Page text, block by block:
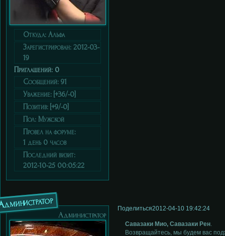
Откуда: Альфа
Зарегистрирован: 2012-03-
19
Приглашений: 0
Сообщений: 91
Уважение: [+36/-0]
Позитив: [+9/-0]
Пол: Мужской
Провел на форуме:
1 день 0 часов
Последний визит:
2012-10-25 00:05:22
Поделиться2012-04-10 19:42:24
Администратор
Савазаки Мио, Савазаки Рен.
Возвращайтесь, мы будем вас